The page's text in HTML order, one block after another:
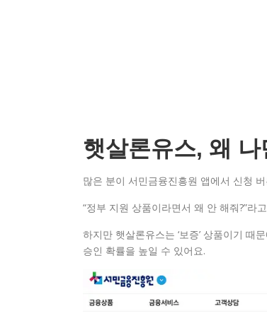
햇살론유스, 왜
많은 분이 서민금융진흥원 앱에서 신청
“정부 지원 상품이라면서 왜 안 해줘?”라
하지만 햇살론유스는 ‘보증’ 상품이기
승인 확률을 높일 수 있어요.